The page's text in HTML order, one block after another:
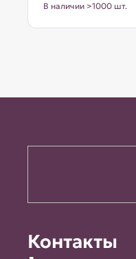
В наличии >1000 шт.
Контакты